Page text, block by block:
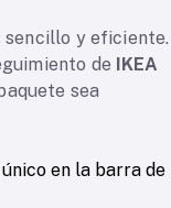
sencillo y eficiente.
de
IKEA
sea
único en la barra de